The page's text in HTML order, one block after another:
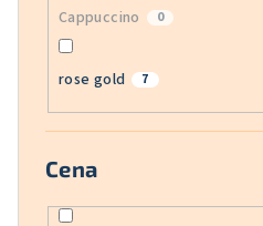
Cappuccino 0
rose gold 7
Cena